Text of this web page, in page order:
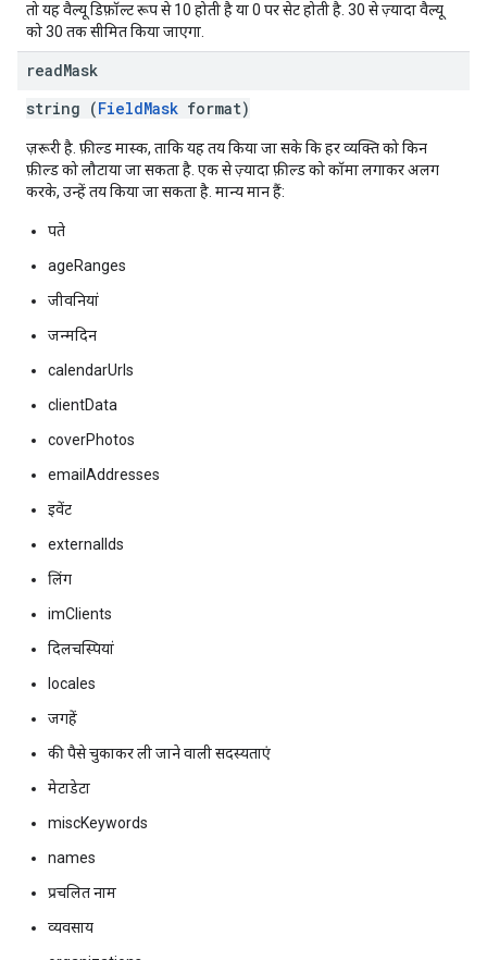
तो यह वैल्यू डिफ़ॉल्ट रूप से 10 होती है या 0 पर सेट होती है. 30 से ज़्यादा वैल्यू
को 30 तक सीमित किया जाएगा.
readMask
string (FieldMask format)
ज़रूरी है. फ़ील्ड मास्क, ताकि यह तय किया जा सके कि हर व्यक्ति को किन
फ़ील्ड को लौटाया जा सकता है. एक से ज़्यादा फ़ील्ड को कॉमा लगाकर अलग
करके, उन्हें तय किया जा सकता है. मान्य मान हैं:
पते
ageRanges
जीवनियां
जन्मदिन
calendarUrls
clientData
coverPhotos
emailAddresses
इवेंट
externalIds
लिंग
imClients
दिलचस्पियां
locales
जगहें
की पैसे चुकाकर ली जाने वाली सदस्यताएं
मेटाडेटा
miscKeywords
names
प्रचलित नाम
व्यवसाय